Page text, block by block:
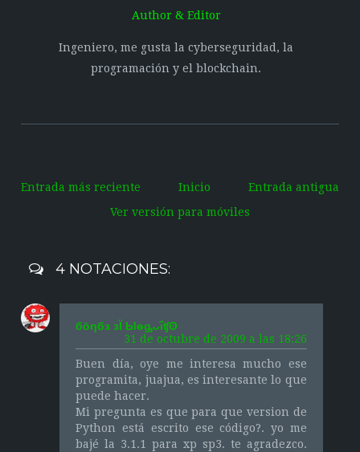
Author & Editor
Ingeniero, me gusta la cyberseguridad, la
programación y el blockchain.
Entrada más reciente Entrada antigua
Inicio
Ver versión para móviles
4 NOTACIONES:
бōƞбз зЇ Ыѳᶃᴗΐʧʘ
31 de octubre de 2009 a las 18:26
Buen día, oye me interesa mucho ese
programita, juajua, es interesante lo que
puede hacer.
Mi pregunta es que para que version de
Python está escrito ese código?. yo me
bajé la 3.1.1 para xp sp3. te agradezco.